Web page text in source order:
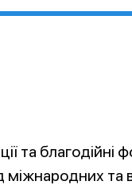
та
міжнародних та